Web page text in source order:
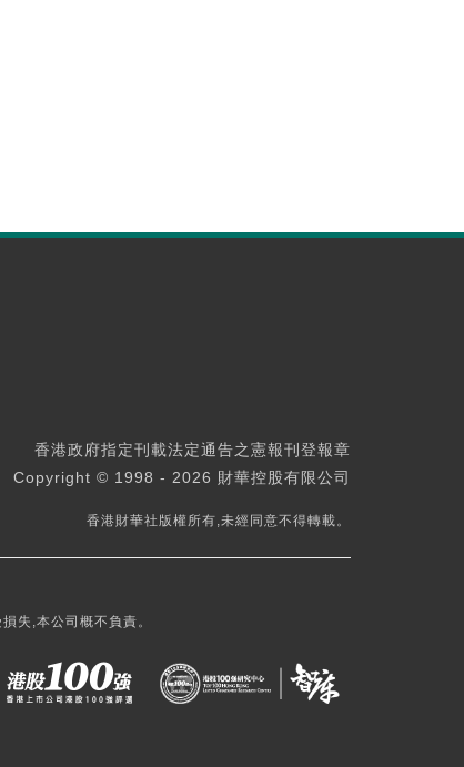
香港政府指定刊載法定通告之憲報刊登報章
Copyright © 1998 - 2026 財華控股有限公司
香港財華社版權所有,未經同意不得轉載。
失,本公司概不負責。